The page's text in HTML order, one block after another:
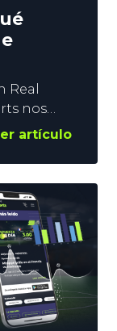
Real
nos
de
llegar.
artículo